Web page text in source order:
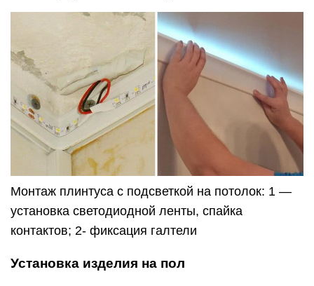
Монтаж плинтуса с подсветкой на потолок: 1 —
установка светодиодной ленты, спайка
контактов; 2- фиксация галтели
Установка изделия на пол